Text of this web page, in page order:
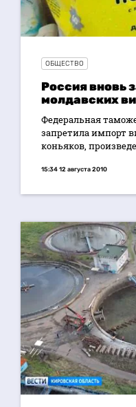
ОБЩЕСТВО
Россия вновь
молдавских
Федеральная
запретила импорт
коньяков,
15:34 12 августа 2010